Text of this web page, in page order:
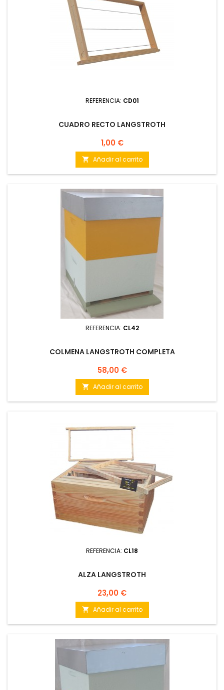
REFERENCIA: CD01
CUADRO RECTO LANGSTROTH
Precio
1,00 €
 Añadir al carrito
REFERENCIA: CL42
COLMENA LANGSTROTH COMPLETA
Precio
58,00 €
 Añadir al carrito
REFERENCIA: CL18
ALZA LANGSTROTH
Precio
23,00 €
 Añadir al carrito